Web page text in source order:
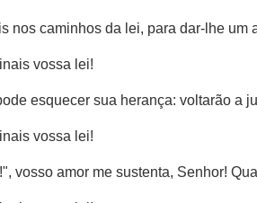
nos caminhos da lei, para dar-lhe um
vossa lei!
esquecer sua herança: voltarão a
vossa lei!
vosso amor me sustenta, Senhor!